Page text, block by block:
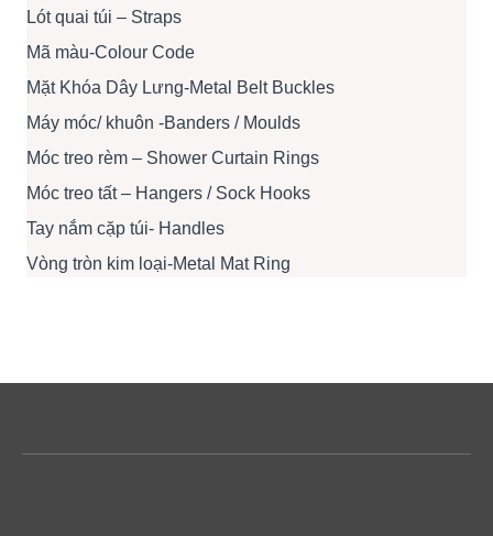
Lót quai túi – Straps
Mã màu-Colour Code
Mặt Khóa Dây Lưng-Metal Belt Buckles
Máy móc/ khuôn -Banders / Moulds
Móc treo rèm – Shower Curtain Rings
Móc treo tất – Hangers / Sock Hooks
Tay nắm cặp túi- Handles
Vòng tròn kim loại-Metal Mat Ring